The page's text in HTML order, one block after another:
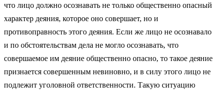
что лицо должно осознавать не только общественно опасный
харак­тер деяния, которое оно совершает, но и
противоправность этого деяния. Если же лицо не осознавало
и по обстоятельствам дела не могло осознавать, что
совершаемое им деяние общественно опасно, то такое деяние
признается совершенным невиновно, и в силу этого лицо не
подлежит уголовной ответственности. Такую ситуацию